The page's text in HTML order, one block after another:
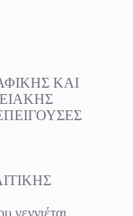
ΚΑΙ